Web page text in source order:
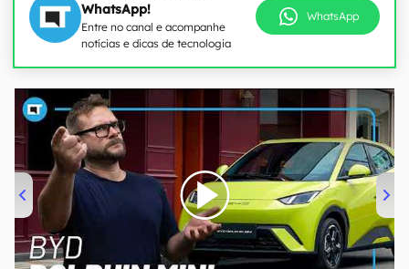
WhatsApp!
Entre no canal e acompanhe
notícias e dicas de tecnologia
WhatsApp